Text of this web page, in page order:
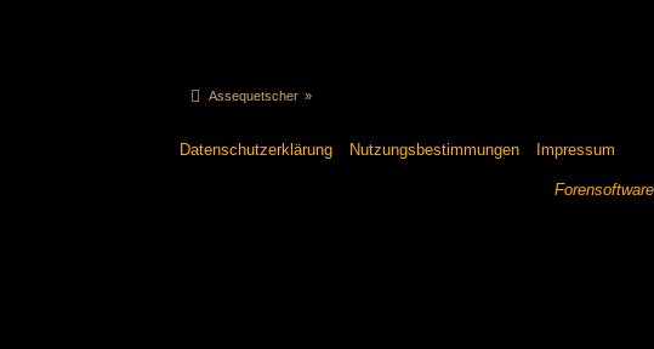
Assequetscher »
Datenschutzerklärung Nutzungsbestimmungen Impressum